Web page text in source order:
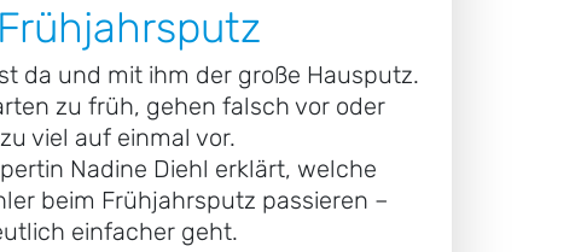
da und mit ihm der große Hausputz.
zu früh, gehen falsch vor oder
viel auf einmal vor.
Nadine Diehl erklärt, welche
beim Frühjahrsputz passieren –
einfacher geht.